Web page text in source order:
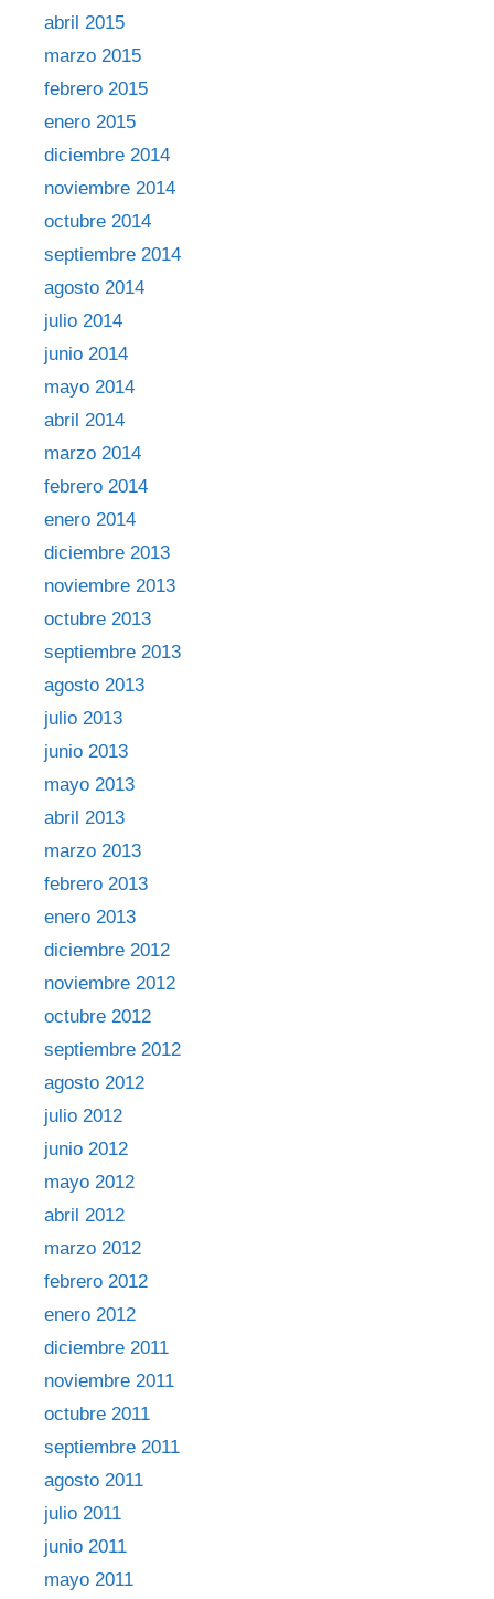
abril 2015
marzo 2015
febrero 2015
enero 2015
diciembre 2014
noviembre 2014
octubre 2014
septiembre 2014
agosto 2014
julio 2014
junio 2014
mayo 2014
abril 2014
marzo 2014
febrero 2014
enero 2014
diciembre 2013
noviembre 2013
octubre 2013
septiembre 2013
agosto 2013
julio 2013
junio 2013
mayo 2013
abril 2013
marzo 2013
febrero 2013
enero 2013
diciembre 2012
noviembre 2012
octubre 2012
septiembre 2012
agosto 2012
julio 2012
junio 2012
mayo 2012
abril 2012
marzo 2012
febrero 2012
enero 2012
diciembre 2011
noviembre 2011
octubre 2011
septiembre 2011
agosto 2011
julio 2011
junio 2011
mayo 2011